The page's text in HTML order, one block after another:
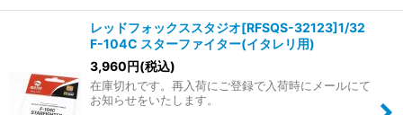
レッドフォックススタジオ[RFSQS-32123]1/32
F-104C スターファイター(イタレリ用)
3,960円(税込)
在庫切れです。再入荷にご登録で入荷時にメールにて
お知らせをいたします。